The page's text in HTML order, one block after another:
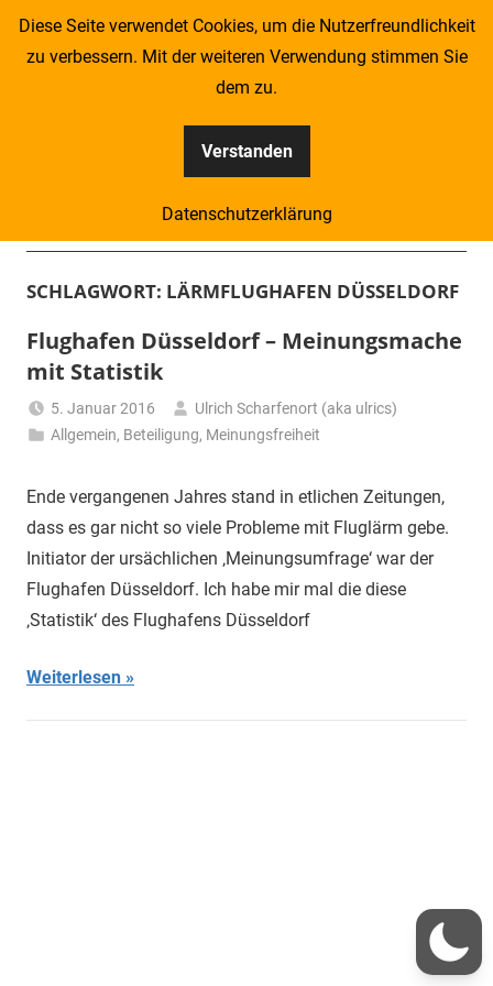
Zum
Kompass
–
Zeitung
für
Piraten
SCHLAGWORT: LÄRMFLUGHAFEN DÜSSELDORF
Flughafen Düsseldorf – Meinungsmache
mit Statistik
5. Januar 2016
Ulrich Scharfenort (aka ulrics)
Allgemein, Beteiligung, Meinungsfreiheit
Ende vergangenen Jahres stand in etlichen Zeitungen,
dass es gar nicht so viele Probleme mit Fluglärm gebe.
Initiator der ursächlichen ‚Meinungsumfrage‘ war der
Flughafen Düsseldorf. Ich habe mir mal die diese
‚Statistik‘ des Flughafens Düsseldorf
Weiterlesen
Diese Seite verwendet Cookies, um die Nutzerfreundlichkeit
zu verbessern. Mit der weiteren Verwendung stimmen Sie
dem zu.
Verstanden
Datenschutzerklärung